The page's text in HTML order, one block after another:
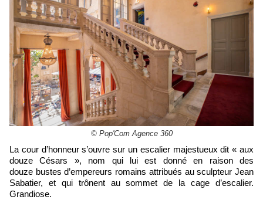
© Pop'Com Agence 360
La cour d’honneur s’ouvre sur un escalier majestueux dit « aux
douze Césars », nom qui lui est donné en raison des
douze bustes d’empereurs romains attribués au sculpteur Jean
Sabatier, et qui trônent au sommet de la cage d’escalier.
Grandiose.